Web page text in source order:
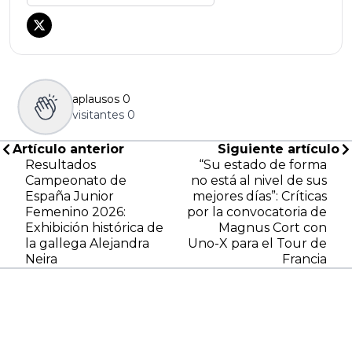
aplausos 0
visitantes 0
Artículo anterior
Resultados
Campeonato de
España Junior
Femenino 2026:
Exhibición histórica de
la gallega Alejandra
Neira
Siguiente artículo
“Su estado de forma
no está al nivel de sus
mejores días”: Críticas
por la convocatoria de
Magnus Cort con
Uno-X para el Tour de
Francia